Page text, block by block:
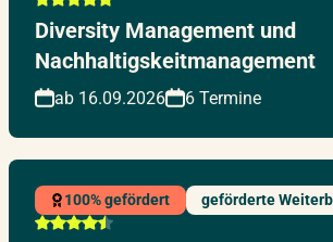
Diversity Management und
Nachhaltigskeitmanagement
ab 16.09.2026 6 Termine
100% gefördert geförderte